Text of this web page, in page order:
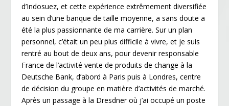
d’Indosuez, et cette expérience extrêmement diversifiée
au sein d’une banque de taille moyenne, a sans doute a
été la plus passionnante de ma carrière. Sur un plan
personnel, c’était un peu plus difficile à vivre, et je suis
rentré au bout de deux ans, pour devenir responsable
France de l’activité vente de produits de change à la
Deutsche Bank, d’abord à Paris puis à Londres, centre
de décision du groupe en matière d’activités de marché.
Après un passage à la Dresdner où j’ai occupé un poste